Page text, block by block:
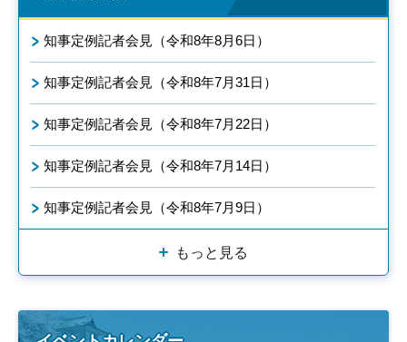
知事定例記者会見（令和8年8月6日）
知事定例記者会見（令和8年7月31日）
知事定例記者会見（令和8年7月22日）
知事定例記者会見（令和8年7月14日）
知事定例記者会見（令和8年7月9日）
もっと見る